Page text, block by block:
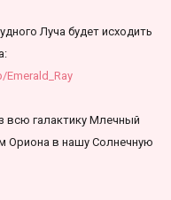
Луча будет исходить
всю галактику Млечный
Ориона в нашу Солнечную